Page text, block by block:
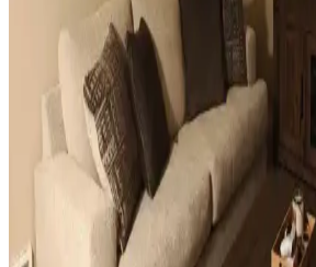
Mutfak pencereleri için perde ve jaluzi
durumu, kullanım alışkanlıkları ve
Roman storlar, bambu jaluziler ve dekoratif
fonksiyonel çözümler sunar.
Sıcak Tonlu Mekanlarda Perde
Seçimi İçin Estetik ve Fonksiyonel
Sıcak beyaz duvarlar ve açık kahverengi
çubuğu seçimi, estetik ve fonksiyonel
belirler. Doğru renk ve malzeme tercihleri
katar.